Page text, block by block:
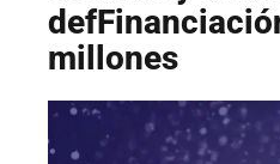
millones